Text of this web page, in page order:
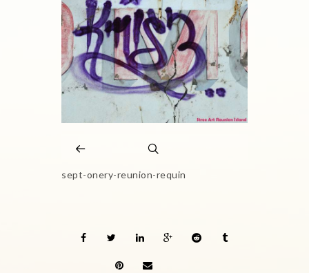
sept-onery-reunion-requin